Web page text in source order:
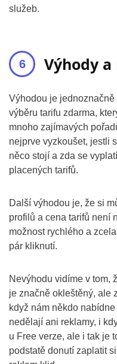
služeb.
Výhody
Výhodou je
výběru tarifu zdarma,
mnoho zajímavých
nejprve vyzkoušet, jestli
něco stojí a zda se
placených tarifů.
Další výhodou je, že si
profilů a cena tarifů není
možnost rychlého a
pár kliknutí.
Nevýhodu vidíme v tom,
je značně okleštěný, ale
když nám někdo
nedělají ani reklamy, i
u Free verze, ale i tak je
podstatě donutí zaplatit